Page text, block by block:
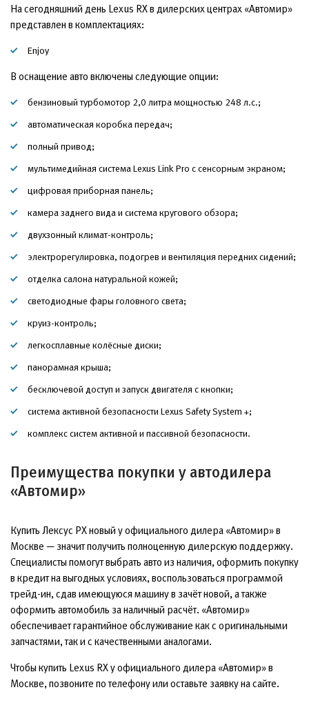
На сегодняшний день Lexus RX в дилерских центрах «Автомир»
представлен в комплектациях:
Enjoy
В оснащение авто включены следующие опции:
бензиновый турбомотор 2,0 литра мощностью 248 л.с.;
автоматическая коробка передач;
полный привод;
мультимедийная система Lexus Link Pro с сенсорным экраном;
цифровая приборная панель;
камера заднего вида и система кругового обзора;
двухзонный климат-контроль;
электрорегулировка, подогрев и вентиляция передних сидений;
отделка салона натуральной кожей;
светодиодные фары головного света;
круиз-контроль;
легкосплавные колёсные диски;
панорамная крыша;
бесключевой доступ и запуск двигателя с кнопки;
система активной безопасности Lexus Safety System +;
комплекс систем активной и пассивной безопасности.
Преимущества покупки у автодилера
«Автомир»
Купить Лексус РХ новый у официального дилера «Автомир» в
Москве — значит получить полноценную дилерскую поддержку.
Специалисты помогут выбрать авто из наличия, оформить покупку
в кредит на выгодных условиях, воспользоваться программой
трейд-ин, сдав имеющуюся машину в зачёт новой, а также
оформить автомобиль за наличный расчёт. «Автомир»
обеспечивает гарантийное обслуживание как с оригинальными
запчастями, так и с качественными аналогами.
Чтобы купить Lexus RX у официального дилера «Автомир» в
Москве, позвоните по телефону или оставьте заявку на сайте.